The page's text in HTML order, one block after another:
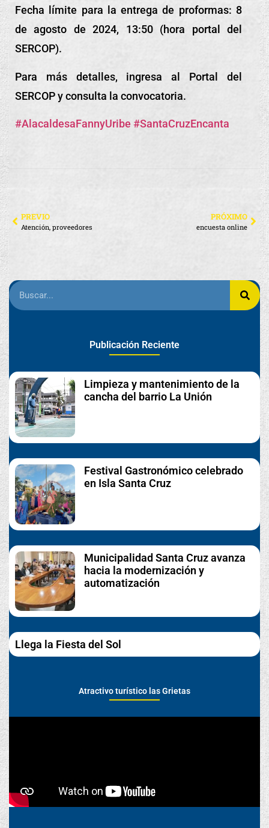
Fecha límite para la entrega de proformas: 8
de agosto de 2024, 13:50 (hora portal del
SERCOP).
Para más detalles, ingresa al Portal del
SERCOP y consulta la convocatoria.
#AlacaldesaFannyUribe #SantaCruzEncanta
PREVIO
Atención, proveedores
PRÓXIMO
encuesta online
Publicación Reciente
Limpieza y mantenimiento de la
cancha del barrio La Unión
Festival Gastronómico celebrado
en Isla Santa Cruz
Municipalidad Santa Cruz avanza
hacia la modernización y
automatización
Llega la Fiesta del Sol
Atractivo turístico las Grietas